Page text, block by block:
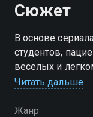
Сюжет
В основе
студентов,
веселых и
превращаются в
судьбу главной
Читать дальше
Жанр